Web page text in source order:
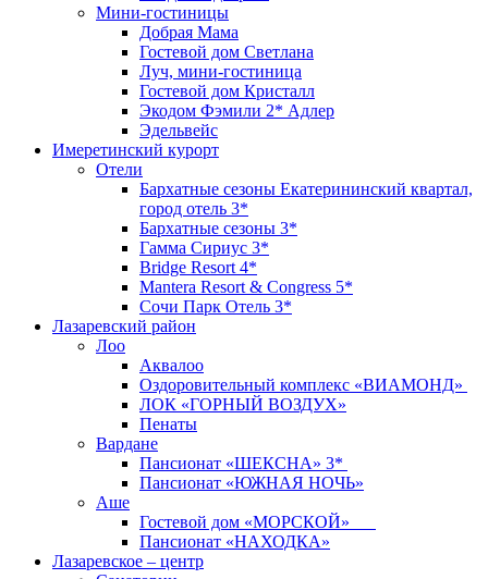
Мини-гостиницы
Добрая Мама
Гостевой дом Светлана
Луч, мини-гостиница
Гостевой дом Кристалл
Экодом Фэмили 2* Адлер
Эдельвейс
Имеретинский курорт
Отели
Бархатные сезоны Екатерининский квартал,
город отель 3*
Бархатные сезоны 3*
Гамма Сириус 3*
Bridge Resort 4*
Mantera Resort & Congress 5*
Сочи Парк Отель 3*
Лазаревский район
Лоо
Аквалоо
Оздоровительный комплекс «ВИАМОНД»
ЛОК «ГОРНЫЙ ВОЗДУХ»
Пенаты
Вардане
Пансионат «ШЕКСНА» 3*
Пансионат «ЮЖНАЯ НОЧЬ»
Аше
Гостевой дом «МОРСКОЙ»
Пансионат «НАХОДКА»
Лазаревское – центр